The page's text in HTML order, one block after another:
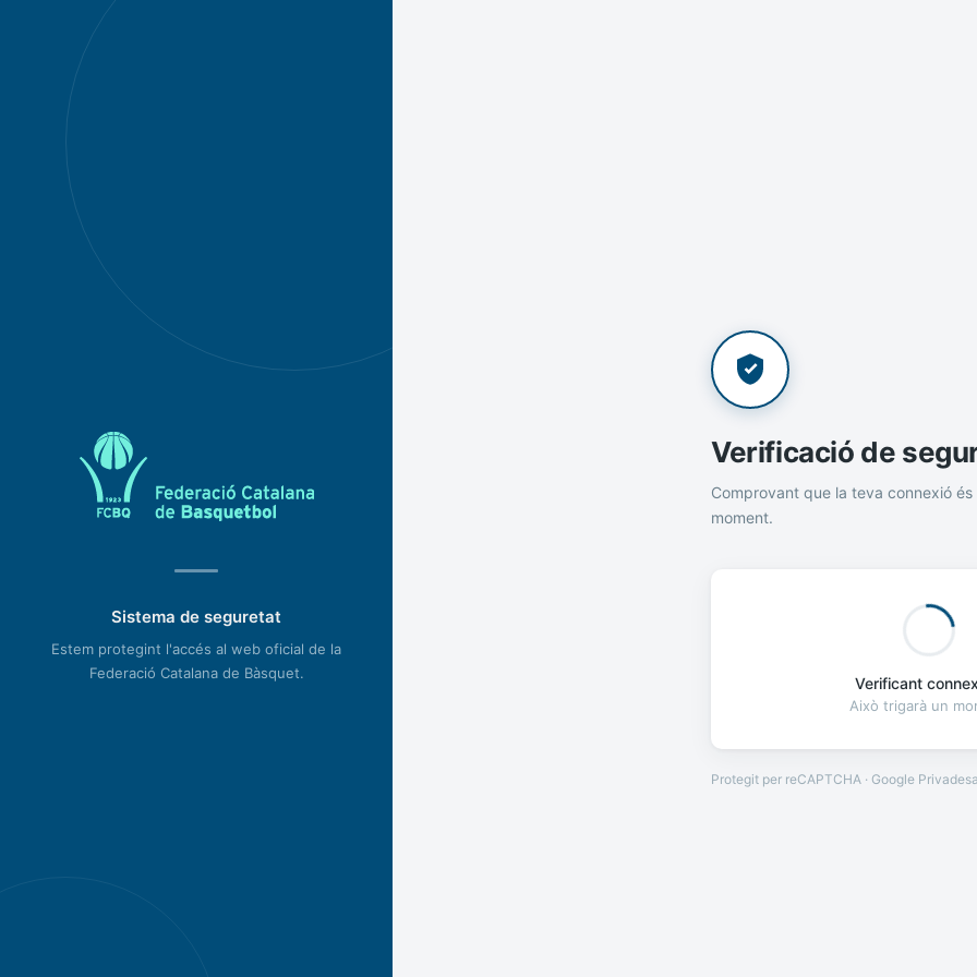
Sistema de seguretat
Estem protegint l'accés al web oficial de la
Federació Catalana de Bàsquet.
Verificació de
Comprovant que la teva connexió és
moment.
Verificant
Això trigarà un
Protegit per reCAPTCHA · Google Privadesa